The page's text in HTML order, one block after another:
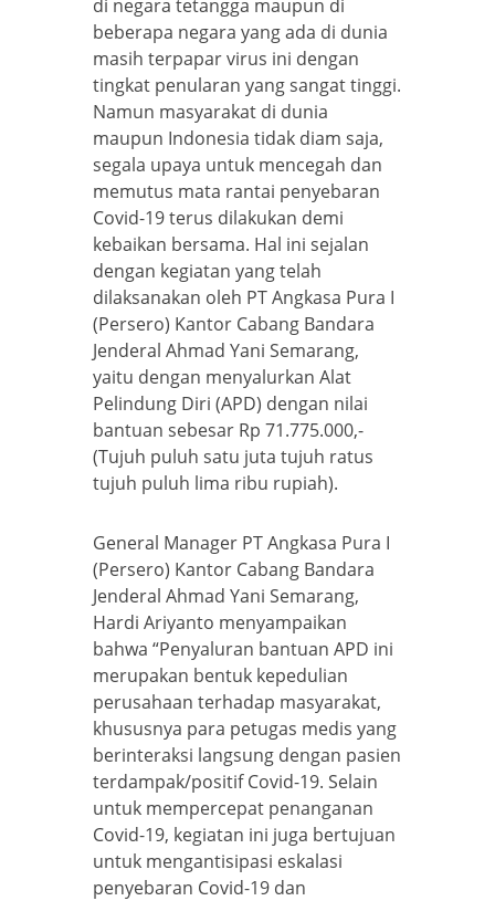
di negara tetangga maupun di
beberapa negara yang ada di dunia
masih terpapar virus ini dengan
tingkat penularan yang sangat tinggi.
Namun masyarakat di dunia
maupun Indonesia tidak diam saja,
segala upaya untuk mencegah dan
memutus mata rantai penyebaran
Covid-19 terus dilakukan demi
kebaikan bersama. Hal ini sejalan
dengan kegiatan yang telah
dilaksanakan oleh PT Angkasa Pura I
(Persero) Kantor Cabang Bandara
Jenderal Ahmad Yani Semarang,
yaitu dengan menyalurkan Alat
Pelindung Diri (APD) dengan nilai
bantuan sebesar Rp 71.775.000,-
(Tujuh puluh satu juta tujuh ratus
tujuh puluh lima ribu rupiah).
General Manager PT Angkasa Pura I
(Persero) Kantor Cabang Bandara
Jenderal Ahmad Yani Semarang,
Hardi Ariyanto menyampaikan
bahwa “Penyaluran bantuan APD ini
merupakan bentuk kepedulian
perusahaan terhadap masyarakat,
khususnya para petugas medis yang
berinteraksi langsung dengan pasien
terdampak/positif Covid-19. Selain
untuk mempercepat penanganan
Covid-19, kegiatan ini juga bertujuan
untuk mengantisipasi eskalasi
penyebaran Covid-19 dan